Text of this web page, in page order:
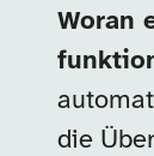
Woran
die